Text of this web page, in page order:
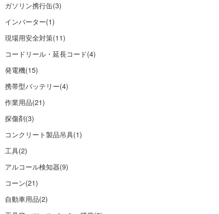
ガソリン携行缶(3)
インバーター(1)
現場用安全対策(11)
コードリール・延長コード(4)
発電機(15)
携帯型バッテリー(4)
作業用品(21)
探傷剤(3)
コンクリート製品吊具(1)
工具(2)
アルコール検知器(9)
コーン(21)
自動車用品(2)